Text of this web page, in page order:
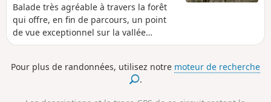
Balade très agréable à travers la forêt
qui offre, en fin de parcours, un point
de vue exceptionnel sur la vallée
d'Objat.À faire le week-end de
nuisances liées aux activités de la
carrière. Remarque d'un utilisateur le
Pour plus de randonnées, utilisez notre moteur de recherche
.